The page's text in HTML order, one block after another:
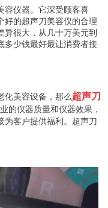
容仪器。它深受顾客喜
好的超声刀美容仪的合理
异很大，从几十万美元到
多少钱最好最让消费者接
化美容设备，那么超声刀
的仪器质量和仪器效果，
为客户提供福利。超声刀